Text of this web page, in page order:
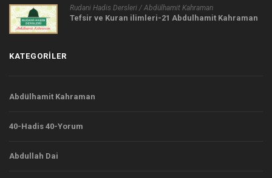
Rudani Hadis Dersleri / Abdülhamit Kahraman
Tefsir ve Kuran ilimleri-21 Abdulhamit Kahraman
KATEGORILER
Abdülhamit Kahraman
40-Hadis 40-Yorum
Abdullah Dai